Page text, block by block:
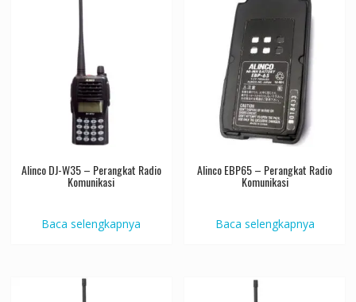
Alinco DJ-W35 – Perangkat Radio
Komunikasi
Baca selengkapnya
Alinco EBP65 – Perangkat Radio
Komunikasi
Baca selengkapnya